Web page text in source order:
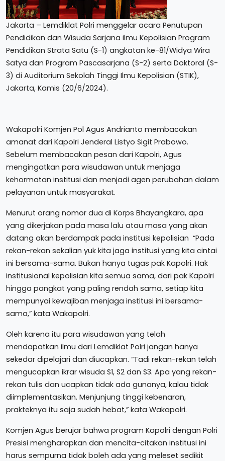
Jakarta – Lemdiklat Polri menggelar acara Penutupan
Pendidikan dan Wisuda Sarjana ilmu Kepolisian Program
Pendidikan Strata Satu (S-1) angkatan ke-81/Widya Wira
Satya dan Program Pascasarjana (S-2) serta Doktoral (S-
3) di Auditorium Sekolah Tinggi Ilmu Kepolisian (STIK),
Jakarta, Kamis (20/6/2024).
Wakapolri Komjen Pol Agus Andrianto membacakan
amanat dari Kapolri Jenderal Listyo Sigit Prabowo.
Sebelum membacakan pesan dari Kapolri, Agus
mengingatkan para wisudawan untuk menjaga
kehormatan institusi dan menjadi agen perubahan dalam
pelayanan untuk masyarakat.
Menurut orang nomor dua di Korps Bhayangkara, apa
yang dikerjakan pada masa lalu atau masa yang akan
datang akan berdampak pada institusi kepolisian “Pada
rekan-rekan sekalian yuk kita jaga institusi yang kita cintai
ini bersama-sama. Bukan hanya tugas pak Kapolri. Hak
institusional kepolisian kita semua sama, dari pak Kapolri
hingga pangkat yang paling rendah sama, setiap kita
mempunyai kewajiban menjaga institusi ini bersama-
sama,” kata Wakapolri.
Oleh karena itu para wisudawan yang telah
mendapatkan ilmu dari Lemdiklat Polri jangan hanya
sekedar dipelajari dan diucapkan. “Tadi rekan-rekan telah
mengucapkan ikrar wisuda S1, S2 dan S3. Apa yang rekan-
rekan tulis dan ucapkan tidak ada gunanya, kalau tidak
diimplementasikan. Menjunjung tinggi kebenaran,
prakteknya itu saja sudah hebat,” kata Wakapolri.
Komjen Agus berujar bahwa program Kapolri dengan Polri
Presisi mengharapkan dan mencita-citakan institusi ini
harus sempurna tidak boleh ada yang meleset sedikit